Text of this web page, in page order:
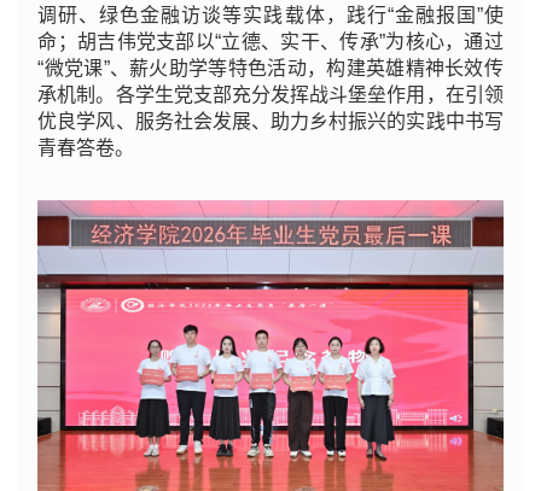
调研、绿色金融访谈等实践载体，践行“金融报国”使
命；胡吉伟党支部以“立德、实干、传承”为核心，通过
“微党课”、薪火助学等特色活动，构建英雄精神长效传
承机制。各学生党支部充分发挥战斗堡垒作用，在引领
优良学风、服务社会发展、助力乡村振兴的实践中书写
青春答卷。